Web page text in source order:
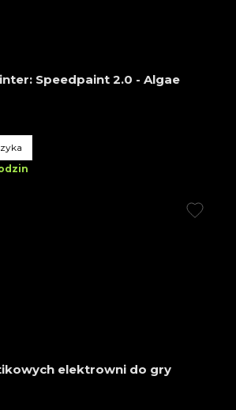
Speedpaint 2.0 - Algae
elektrowni do gry